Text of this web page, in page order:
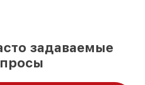
задаваемые